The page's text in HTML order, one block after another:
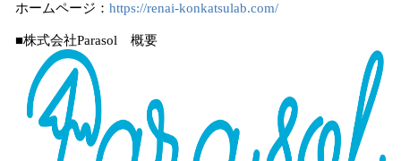
ホームページ： https://renai-konkatsulab.com/
■株式会社Parasol 概要